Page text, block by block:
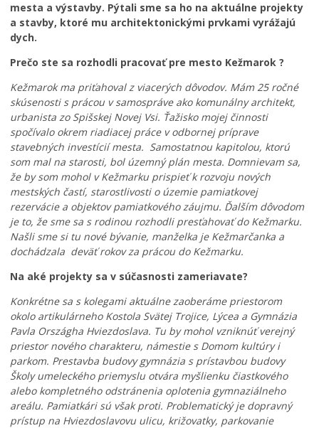
Životné prostredie
Zdravie
Cirkev
mesta a výstavby. Pýtali sme sa ho na aktuálne projekty
a stavby, ktoré mu architektonickými prvkami vyrážajú
dych.
Prečo ste sa rozhodli pracovať pre mesto Kežmarok ?
Kežmarok ma priťahoval z viacerých dôvodov. Mám 25 ročné
skúsenosti s prácou v samospráve ako komunálny architekt,
urbanista zo Spišskej Novej Vsi. Ťažisko mojej činnosti
spočívalo okrem riadiacej práce v odbornej príprave
stavebných investícií mesta. Samostatnou kapitolou, ktorú
som mal na starosti, bol územný plán mesta. Domnievam sa,
že by som mohol v Kežmarku prispieť k rozvoju nových
mestských častí, starostlivosti o územie pamiatkovej
rezervácie a objektov pamiatkového záujmu. Ďalším dôvodom
je to, že sme sa s rodinou rozhodli presťahovať do Kežmarku.
Našli sme si tu nové bývanie, manželka je Kežmarčanka a
dochádzala deväť rokov za prácou do Kežmarku.
Na aké projekty sa v súčasnosti zameriavate?
Konkrétne sa s kolegami aktuálne zaoberáme priestorom
okolo artikulárneho Kostola Svätej Trojice, Lýcea a Gymnázia
Pavla Országha Hviezdoslava. Tu by mohol vzniknúť verejný
priestor nového charakteru, námestie s Domom kultúry i
parkom. Prestavba budovy gymnázia s prístavbou budovy
Školy umeleckého priemyslu otvára myšlienku čiastkového
alebo kompletného odstránenia oplotenia gymnaziálneho
areálu. Pamiatkári sú však proti. Problematický je dopravný
prístup na Hviezdoslavovu ulicu, križovatky, parkovanie